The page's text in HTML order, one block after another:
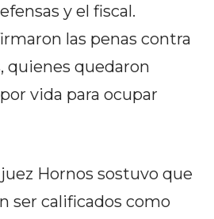
y el fiscal.
las penas contra
quienes quedaron
vida para ocupar
Hornos sostuvo que
ser calificados como